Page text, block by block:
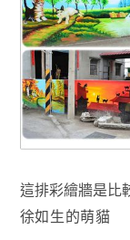
這排彩繪牆是比
徐如生的萌貓